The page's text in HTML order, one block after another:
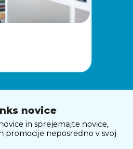
novice
in sprejemajte novice,
promocije neposredno v svoj